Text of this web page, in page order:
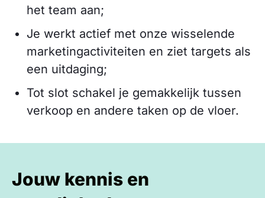
het team aan;
Je werkt actief met onze wisselende
marketingactiviteiten en ziet targets als
een uitdaging;
Tot slot schakel je gemakkelijk tussen
verkoop en andere taken op de vloer.
Jouw kennis en